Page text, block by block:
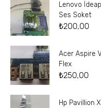
Lenovo
Ses Soket
₺200,00
Acer Aspire
Flex
₺250,00
Hp Pavillion